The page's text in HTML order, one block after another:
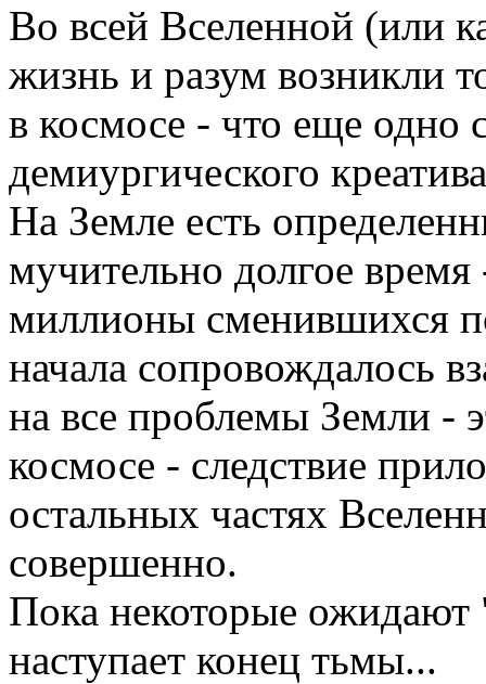
Во всей Вселенной (или
жизнь и разум возникли
в космосе - что еще одно
демиургического
На Земле есть
мучительно долгое
миллионы сменившихся
начала сопровождалось
на все проблемы Земли -
космосе - следствие
остальных частях
совершенно.
Пока некоторые ожидают
наступает конец тьмы...